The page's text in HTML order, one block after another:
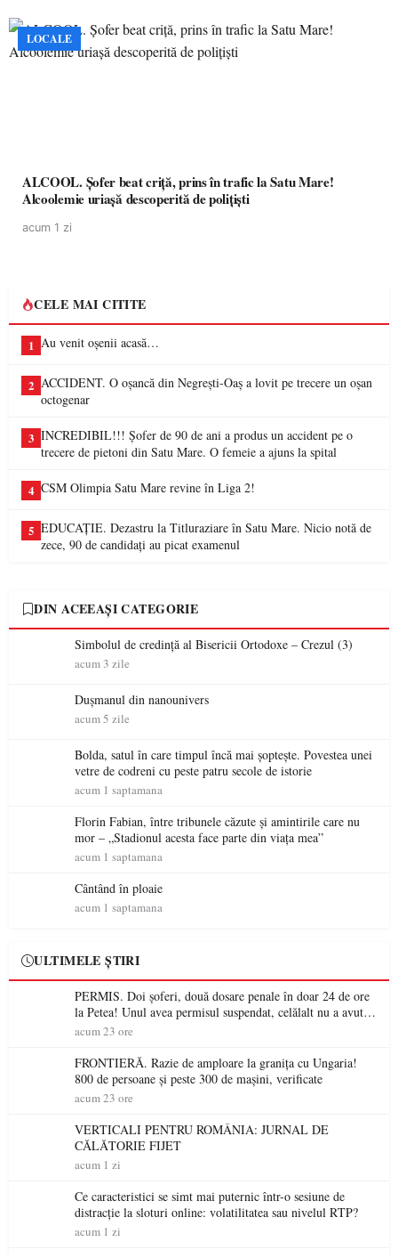
LOCALE
ALCOOL. Șofer beat criță, prins în trafic la Satu Mare!
Alcoolemie uriașă descoperită de polițiști
acum 1 zi
CELE MAI CITITE
1 Au venit oșenii acasă…
2 ACCIDENT. O oșancă din Negrești-Oaș a lovit pe trecere un oșan
octogenar
3 INCREDIBIL!!! Șofer de 90 de ani a produs un accident pe o
trecere de pietoni din Satu Mare. O femeie a ajuns la spital
4 CSM Olimpia Satu Mare revine în Liga 2!
5 EDUCAȚIE. Dezastru la Titluraziare în Satu Mare. Nicio notă de
zece, 90 de candidați au picat examenul
DIN ACEEAȘI CATEGORIE
Simbolul de credinţă al Bisericii Ortodoxe – Crezul (3)
acum 3 zile
Dușmanul din nanounivers
acum 5 zile
Bolda, satul în care timpul încă mai șoptește. Povestea unei
vetre de codreni cu peste patru secole de istorie
acum 1 saptamana
Florin Fabian, între tribunele căzute și amintirile care nu
mor – „Stadionul acesta face parte din viața mea”
acum 1 saptamana
Cântând în ploaie
acum 1 saptamana
ULTIMELE ȘTIRI
PERMIS. Doi șoferi, două dosare penale în doar 24 de ore
la Petea! Unul avea permisul suspendat, celălalt nu a avut
niciodată permis
acum 23 ore
FRONTIERĂ. Razie de amploare la granița cu Ungaria!
800 de persoane și peste 300 de mașini, verificate
acum 23 ore
VERTICALI PENTRU ROMÂNIA: JURNAL DE
CĂLĂTORIE FIJET
acum 1 zi
Ce caracteristici se simt mai puternic într-o sesiune de
distracție la sloturi online: volatilitatea sau nivelul RTP?
acum 1 zi